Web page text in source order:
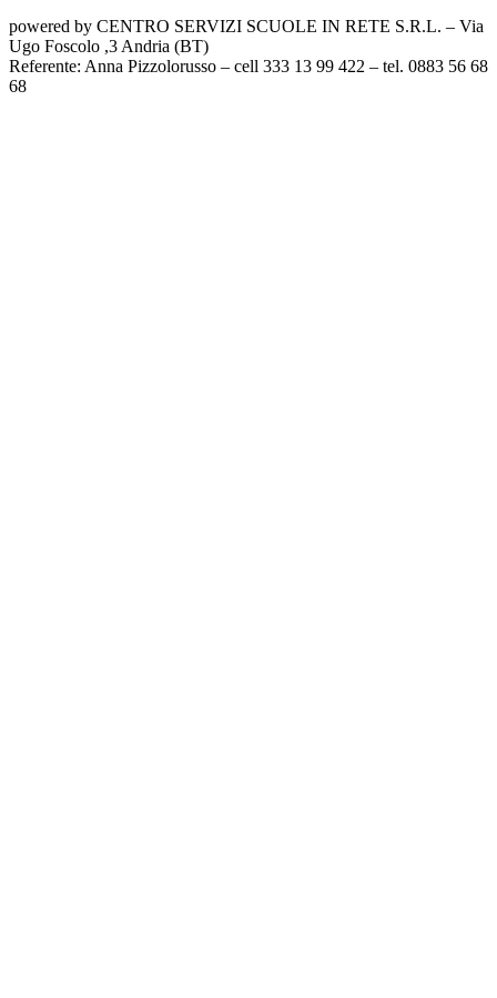
powered by CENTRO SERVIZI SCUOLE IN RETE S.R.L. – Via
Ugo Foscolo ,3 Andria (BT)
Referente: Anna Pizzolorusso – cell 333 13 99 422 – tel. 0883 56 68
68